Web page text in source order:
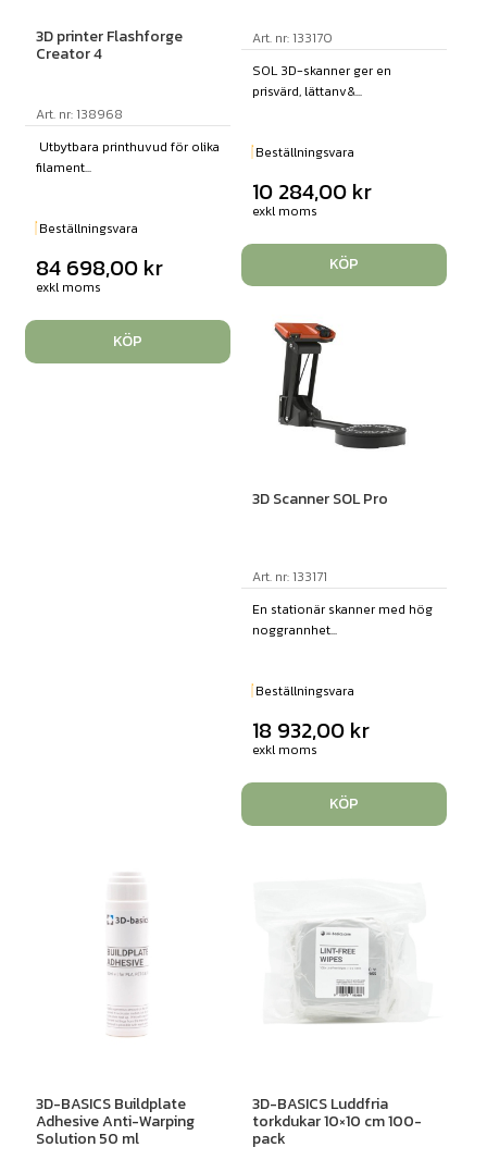
3D printer Flashforge
Creator 4
Art. nr: 138968
Utbytbara printhuvud för olika
filament...
Beställningsvara
84 698,00 kr
exkl moms
KÖP
Art. nr: 133170
SOL 3D-skanner ger en
prisvärd, lättanv&...
Beställningsvara
10 284,00 kr
exkl moms
KÖP
3D Scanner SOL Pro
Art. nr: 133171
En stationär skanner med hög
noggrannhet...
Beställningsvara
18 932,00 kr
exkl moms
KÖP
3D-BASICS Buildplate
Adhesive Anti-Warping
Solution 50 ml
3D-BASICS Luddfria
torkdukar 10×10 cm 100-
pack